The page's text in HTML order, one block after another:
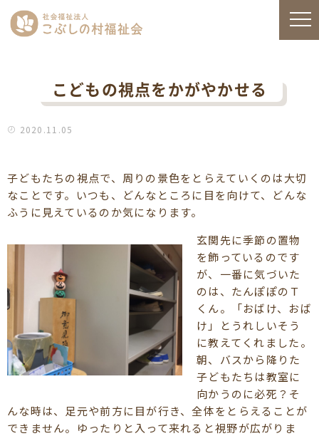
こどもの視点をかがやかせる
2020.11.05
子どもたちの視点で、周りの景色をとらえていくのは大切
なことです。いつも、どんなところに目を向けて、どんな
ふうに見えているのか気になります。
玄関先に季節の置物
を飾っているのです
が、一番に気づいた
のは、たんぽぽのＴ
くん。「おばけ、おば
け」とうれしいそう
に教えてくれました。
朝、バスから降りた
子どもたちは教室に
向かうのに必死？そ
んな時は、足元や前方に目が行き、全体をとらえることが
できません。ゆったりと入って来れると視野が広がりま